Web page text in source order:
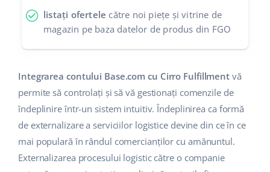
listați ofertele către noi piețe și vitrine de
magazin pe baza datelor de produs din FGO
Integrarea contului Base.com cu Cirro Fulfillment vă
permite să controlați și să vă gestionați comenzile de
îndeplinire într-un sistem intuitiv. Îndeplinirea ca formă
de externalizare a serviciilor logistice devine din ce în ce
mai populară în rândul comercianților cu amănuntul.
Externalizarea procesului logistic către o companie